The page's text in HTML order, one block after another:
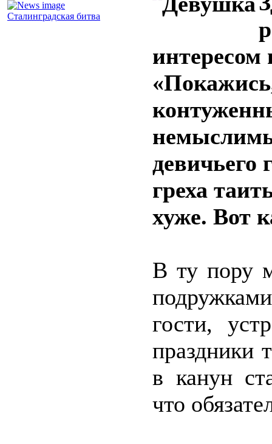
Сталинградская битва
интересом
девичьего
греха
хуже. Вот
В ту пору
гости,
праздники
в канун
что